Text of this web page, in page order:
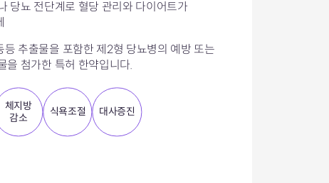
당뇨 전단계로 혈당 관리와 다이어트가
등 추출물을 포함한 제2형 당뇨병의 예방 또는
을 첨가한 특허 한약입니다.
체지방
감소
식욕조절 대사증진